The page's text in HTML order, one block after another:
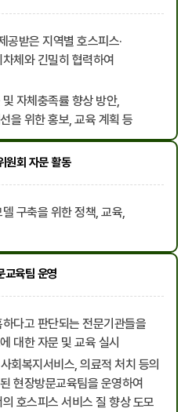
공받은 지역별 호스피스·
체와 긴밀히 협력하여
자체충족률 향상 방안,
을 위한 홍보, 교육 계획 등
원회 자문 활동
구축을 위한 정책, 교육,
교육팀 운영
다고 판단되는 전문기관들을
대한 자문 및 교육 실시
회복지서비스, 의료적 처치 등의
현장방문교육팀을 운영하여
호스피스 서비스 질 향상 도모